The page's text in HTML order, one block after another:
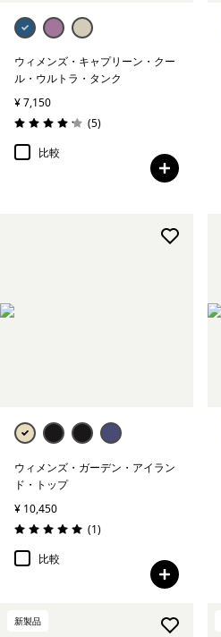
ウィメンズ・キャプリーン・クー
ル・ウルトラ・タンク
¥ 7,150
評価: 4.2 / 5
(5レビュー
)
比較
ウィメンズ・ガーデン・アイラン
ド・トップ
¥ 10,450
評価: 5.0 / 5
(1レビュー
)
比較
新製品